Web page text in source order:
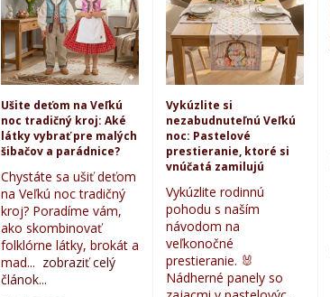
Ušite deťom na Veľkú
noc tradičný kroj: Aké
látky vybrať pre malých
šibačov a parádnice?
Chystáte sa ušiť deťom
na Veľkú noc tradičný
kroj? Poradíme vám,
ako skombinovať
folklórne látky, brokát a
mad... zobraziť celý
článok...
Vykúzlite si
nezabudnuteľnú Veľkú
noc: Pastelové
prestieranie, ktoré si
vnúčatá zamilujú
Vykúzlite rodinnú
pohodu s naším
návodom na
veľkonočné
prestieranie. 🐰
Nádherné panely so